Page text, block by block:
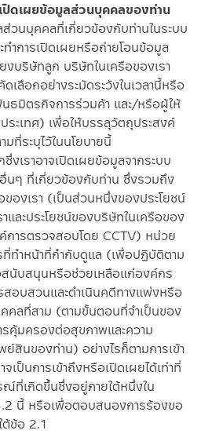
ปิดเผยข้อมูลส่วนบุคคลของท่าน
ส่วนบุคคลที่เกี่ยวข้องกับท่านในระบบ
ทำการเปิดเผยหรือถ่ายโอนข้อมูล
งบริษัทลูก บริษัทในเครือของเรา
ลือกอย่างระมัดระวังในเวลานี้หรือ
มิตรกิจการร่วมค้า และ/หรือผู้ให้
ระเทศ) เพื่อให้บรรลุวัตถุประสงค์
ที่ระบุไว้ในนโยบายนี้
อาจเปิดเผยข้อมูลจากระบบ
นๆ ที่เกี่ยวข้องกับท่าน ซึ่งรวมถึง
องเรา (เป็นส่วนหนึ่งของประโยชน์
ละประโยชน์ของบริษัทในเครือของ
การตรวจสอบโดย CCTV) หน่วย
ทำหน้าที่กำกับดูแล (เพื่อปฏิบัติตาม
นับสนุนหรือช่วยเหลือแก่องค์กร
สอบสวนและดำเนินคดีทางแพ่งหรือ
คลที่สาม (ตามขั้นตอนที่จำเป็นของ
ารคุ้มครองต่อสุขภาพและความ
สินของท่าน) อย่างไรก็ตามการเข้า
ป็นการเข้าถึงหรือเปิดเผยได้เท่าที่
ณ์ที่เกิดขึ้นซึ่งอยู่ภายใต้หนึ่งใน
นี้ หรือเพื่อตอบสนองการร้องขอ
ข้อ 2.1